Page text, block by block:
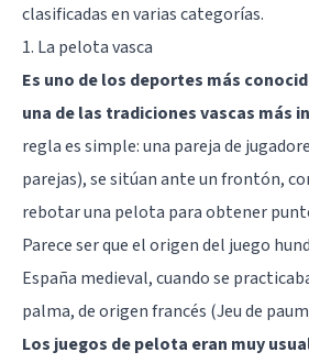
clasificadas en varias categorías.
1. La pelota vasca
Es uno de los deportes más
una de las tradiciones vascas más
regla es simple: una pareja de
parejas), se sitúan ante un frontón,
rebotar una pelota para obtener
Parece ser que el origen del juego
España medieval, cuando se
palma, de origen francés (Jeu de
Los juegos de pelota eran muy